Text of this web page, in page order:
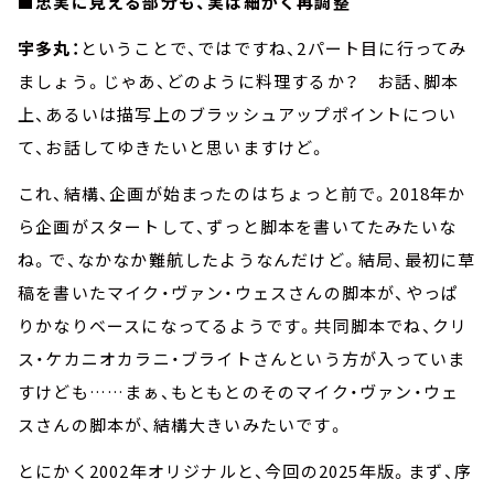
宇多丸： ということで、ではですね、2パート目に行ってみ
ましょう。じゃあ、どのように料理するか？ お話、脚本
上、あるいは描写上のブラッシュアップポイントについ
て、お話してゆきたいと思いますけど。
これ、結構、企画が始まったのはちょっと前で。2018年か
ら企画がスタートして、ずっと脚本を書いてたみたいな
ね。で、なかなか難航したようなんだけど。結局、最初に草
稿を書いたマイク・ヴァン・ウェスさんの脚本が、やっぱ
りかなりベースになってるようです。共同脚本でね、クリ
ス・ケカニオカラニ・ブライトさんという方が入っていま
すけども……まぁ、もともとのそのマイク・ヴァン・ウェ
スさんの脚本が、結構大きいみたいです。
とにかく2002年オリジナルと、今回の2025年版。まず、序